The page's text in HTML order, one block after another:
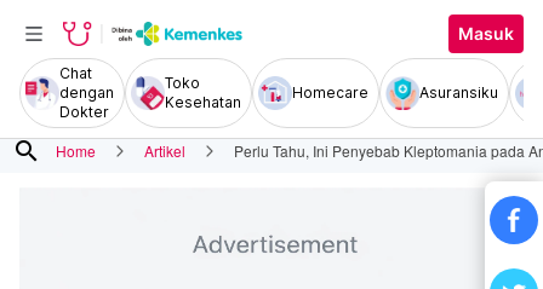
Masuk
Chat
dengan
Dokter
Toko
Kesehatan
Homecare Asuransiku
search Home Artikel Perlu Tahu, Ini Penyebab Kleptomania pada